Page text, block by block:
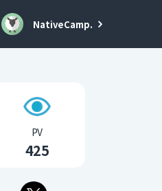
NativeCamp.
PV
425